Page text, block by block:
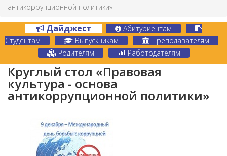
антикоррупционной политики»
Дайджест
Абитуриентам
Студентам
Выпускникам
Преподавателям
Родителям
Работодателям
Круглый стол «Правовая
культура - основа
антикоррупционной политики»